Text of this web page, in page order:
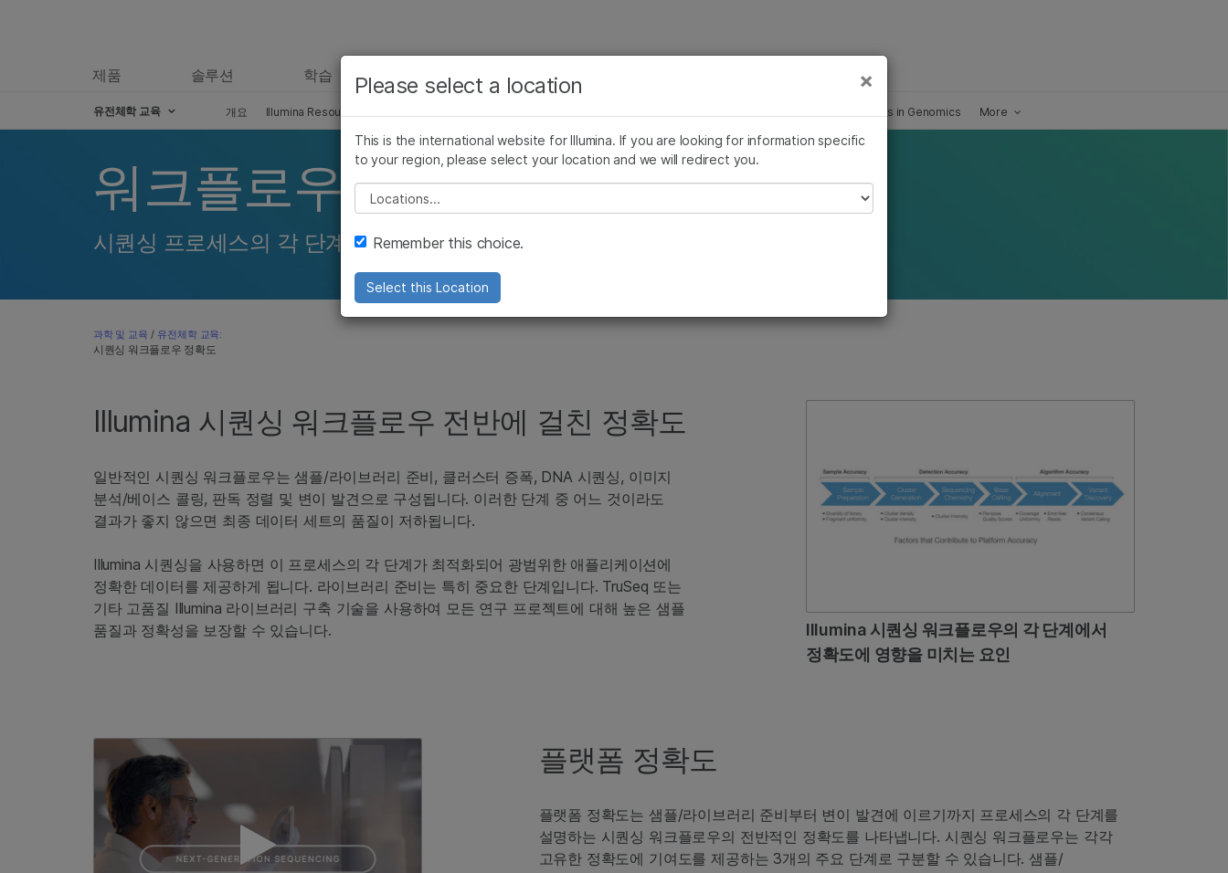
제품 솔루션 학습 지원
유전체학 교육 개요 Illumina Resources & Tools Adventures in Genomics More
워크플로우에 최적화된 기술
시퀀싱 프로세스의 각 단계 해결
과학 및 교육 / 유전체학 교육:
시퀀싱 워크플로우 정확도
Illumina 시퀀싱 워크플로우 전반에 걸친 정확도
일반적인 시퀀싱 워크플로우는 샘플/라이브러리 준비, 클러스터 증폭, DNA 시퀀싱, 이미지
분석/베이스 콜링, 판독 정렬 및 변이 발견으로 구성됩니다. 이러한 단계 중 어느 것이라도
결과가 좋지 않으면 최종 데이터 세트의 품질이 저하됩니다.
Illumina 시퀀싱을 사용하면 이 프로세스의 각 단계가 최적화되어 광범위한 애플리케이션에
정확한 데이터를 제공하게 됩니다. 라이브러리 준비는 특히 중요한 단계입니다. TruSeq 또는
기타 고품질 Illumina 라이브러리 구축 기술을 사용하여 모든 연구 프로젝트에 대해 높은 샘플
품질과 정확성을 보장할 수 있습니다.
Illumina 시퀀싱 워크플로우의 각 단계에서
정확도에 영향을 미치는 요인
플랫폼 정확도
플랫폼 정확도는 샘플/라이브러리 준비부터 변이 발견에 이르기까지 프로세스의 각 단계를
설명하는 시퀀싱 워크플로우의 전반적인 정확도를 나타냅니다. 시퀀싱 워크플로우는 각각
고유한 정확도에 기여도를 제공하는 3개의 주요 단계로 구분할 수 있습니다. 샘플/
×
Please select a location
This is the international website for Illumina. If you are looking for information specific
to your region, please select your location and we will redirect you.
Please select a location
Remember this choice.
Select this Location
보다 관련성이 높은 콘텐츠를 확인하실 수 있습니다. 주요
관심 분야를 선택해 주세요:
×
암 연구
미생물학 연구
농업유전체학 연구
복합 질환 연구
임상 종양학 연구
생식 보건 연구
유전 및 희귀 질환 연구